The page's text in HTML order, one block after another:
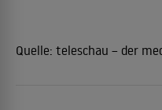
Quelle: teleschau – der